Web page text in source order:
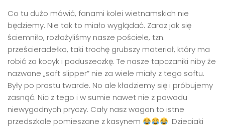
Co tu dużo mówić, fanami kolei wietnamskich nie
będziemy. Nie tak to miało wyglądać. Zaraz jak się
ściemniło, rozłożyliśmy nasze pościele, tzn.
prześcieradełko, taki trochę grubszy materiał, który ma
robić za kocyk i poduszeczkę. Te nasze tapczaniki niby że
nazwane „soft slipper” nie za wiele miały z tego softu.
Były po prostu twarde. No ale kładziemy się i próbujemy
zasnąć. Nic z tego i w sumie nawet nie z powodu
niewygodnych pryczy. Cały nasz wagon to istne
przedszkole pomieszane z kasynem
. Dzieciaki